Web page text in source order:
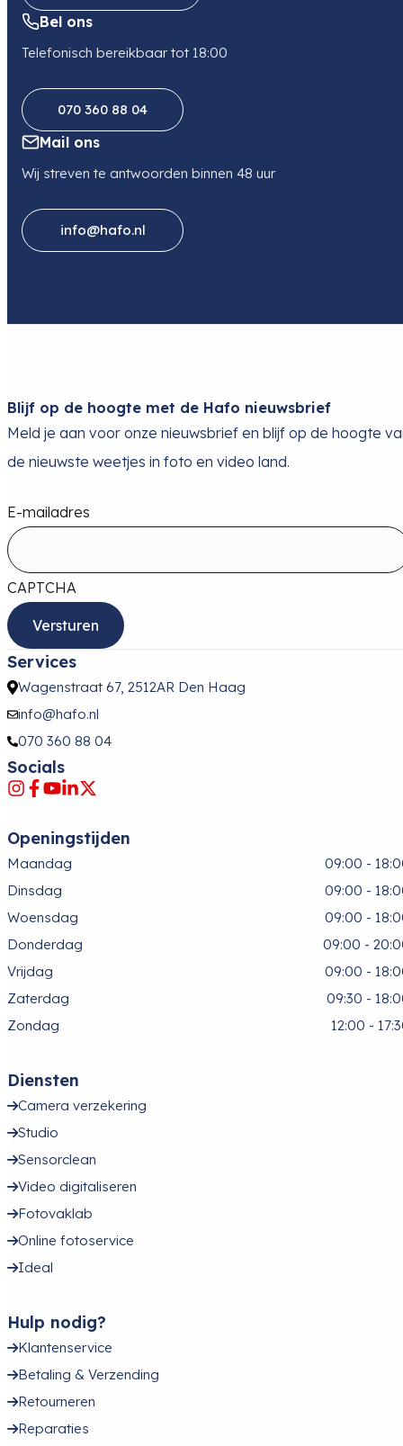
Bel ons
Telefonisch bereikbaar tot 18:00
070 360 88 04
Mail ons
Wij streven te antwoorden binnen 48 uur
info@hafo.nl
Blijf op de hoogte met de Hafo nieuwsbrief
Meld je aan voor onze nieuwsbrief en blijf op de hoogte
de nieuwste weetjes in foto en video land.
E-mailadres
CAPTCHA
Services
Wagenstraat 67, 2512AR Den Haag
info@hafo.nl
070 360 88 04
Socials
Openingstijden
Maandag
09:00 -
Dinsdag
09:00 -
Woensdag
09:00 -
Donderdag
09:00 -
Vrijdag
09:00 -
Zaterdag
09:30 -
Zondag
12:00 -
Diensten
Camera verzekering
Studio
Sensorclean
Video digitaliseren
Fotovaklab
Online fotoservice
Ideal
Hulp nodig?
Klantenservice
Betaling & Verzending
Retourneren
Reparaties